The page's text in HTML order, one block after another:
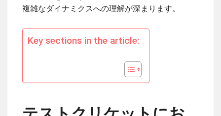
複雑なダイナミクスへの理解が深まります。
Key sections in the article: